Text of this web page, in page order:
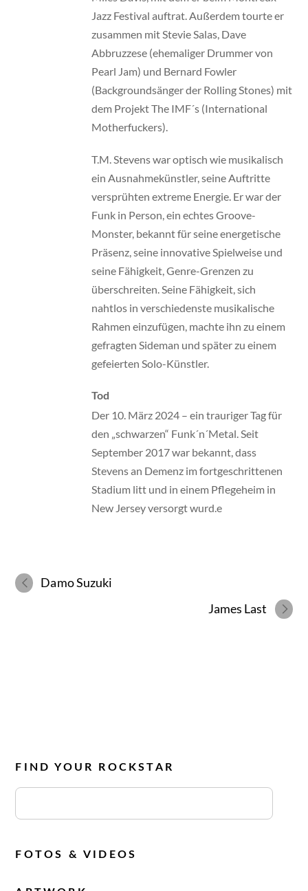
Jazz Festival auftrat. Außerdem tourte er
zusammen mit Stevie Salas, Dave
Abbruzzese (ehemaliger Drummer von
Pearl Jam) und Bernard Fowler
(Backgroundsänger der Rolling Stones) mit
dem Projekt The IMF´s (International
Motherfuckers).
T.M. Stevens war optisch wie musikalisch
ein Ausnahmekünstler, seine Auftritte
versprühten extreme Energie. Er war der
Funk in Person, ein echtes Groove-
Monster, bekannt für seine energetische
Präsenz, seine innovative Spielweise und
seine Fähigkeit, Genre-Grenzen zu
überschreiten. Seine Fähigkeit, sich
nahtlos in verschiedenste musikalische
Rahmen einzufügen, machte ihn zu einem
gefragten Sideman und später zu einem
gefeierten Solo-Künstler.
Tod
Der 10. März 2024 – ein trauriger Tag für
den „schwarzen“ Funk´n´Metal. Seit
September 2017 war bekannt, dass
Stevens an Demenz im fortgeschrittenen
Stadium litt und in einem Pflegeheim in
New Jersey versorgt wurd.e
DamoSuzuki
James Last
FIND YOUR ROCKSTAR
FOTOS & VIDEOS